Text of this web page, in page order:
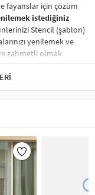
fayanslar için çözüm
istediğiniz
Stencil (şablon)
yenilemek ve
zahmetli olmak
yüzeye pratik bir
duvarlarınızın,
renklerle
özelleştirebilir, stencil
El işi ve ev
eğlenceli
kullanılabilir.